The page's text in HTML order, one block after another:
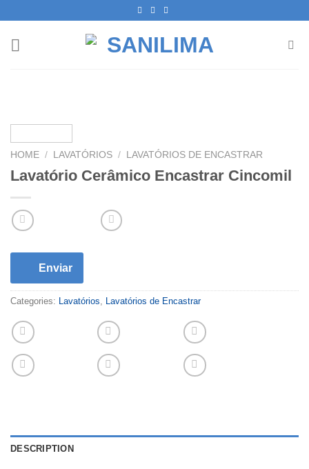
content
HOME / LAVATÓRIOS / LAVATÓRIOS DE ENCASTRAR
Lavatório Cerâmico Encastrar Cincomil
Enviar
Categories: Lavatórios, Lavatórios de Encastrar
DESCRIPTION